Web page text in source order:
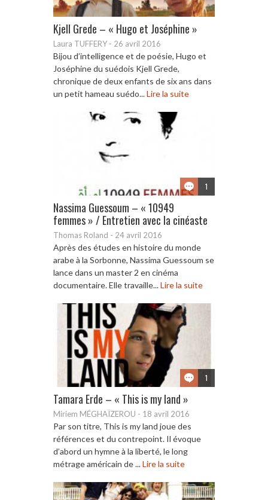
Kjell Grede – « Hugo et Joséphine »
Laura TUFFERY - 26 avril 2016
Bijou d’intelligence et de poésie, Hugo et
Joséphine du suédois Kjell Grede,
chronique de deux enfants de six ans dans
un petit hameau suédo...Lire la suite
1
Nassima Guessoum – « 10949
femmes » / Entretien avec la cinéaste
Thomas Roland - 24 avril 2016
Après des études en histoire du monde
arabe à la Sorbonne, Nassima Guessoum se
lance dans un master 2 en cinéma
documentaire. Elle travaille...Lire la suite
1
Tamara Erde – « This is my land »
Miriem MÉGHAÏZEROU - 18 avril 2016
Par son titre, This is my land joue des
références et du contrepoint. Il évoque
d’abord un hymne à la liberté, le long
métrage américain de ...Lire la suite